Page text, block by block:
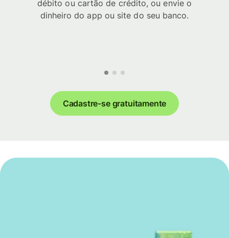
débito ou cartão de crédito, ou envie o
dinheiro do app ou site do seu banco.
Cadastre-se gratuitamente